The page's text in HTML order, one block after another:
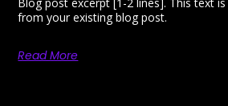
from your existing blog post.
Read More